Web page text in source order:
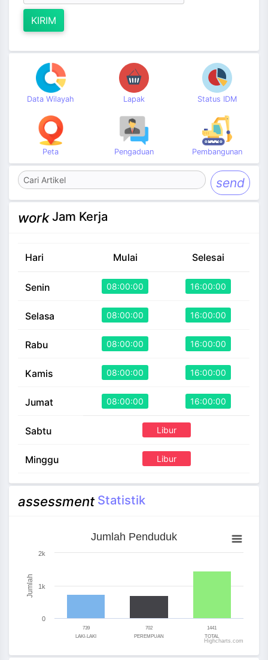
KIRIM
Data Wilayah Lapak Status IDM
Peta Pengaduan Pembangunan
send
workJam Kerja
Hari Mulai Selesai
Senin 08:00:00 16:00:00
Selasa 08:00:00 16:00:00
Rabu 08:00:00 16:00:00
Kamis 08:00:00 16:00:00
Jumat 08:00:00 16:00:00
Sabtu Libur
Minggu Libur
assessment Statistik
Jumlah Penduduk
Bar chart with 3 bars.
The chart has 1 Y axis displaying Jumlah. Range: 0 to
Jumlah
Jumlah Penduduk
739
LAKI-LAKI
702
PEREMPUAN
1441
TOTAL
0
1k
2k
Highcharts.com